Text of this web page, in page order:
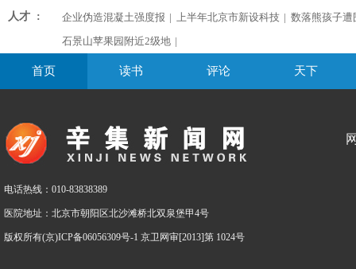
人才 : 企业伪造混凝土强度报 | 上半年北京市新设科技 | 数落熊孩子遭
石景山苹果园附近2级地 |
首页 读书 评论 天下
电话热线：010-83838389
医院地址：北京市朝阳区北沙滩桥北双泉堡甲4号
版权所有(京)ICP备06056309号-1 京卫网审[2013]第 1024号